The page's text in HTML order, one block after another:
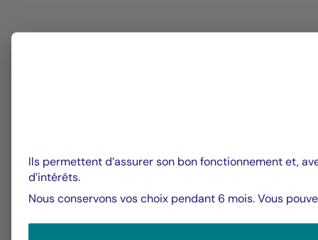
Ils permettent d’assurer son bon fonctionnement et,
d’intérêts.
Nous conservons vos choix pendant 6 mois. Vous